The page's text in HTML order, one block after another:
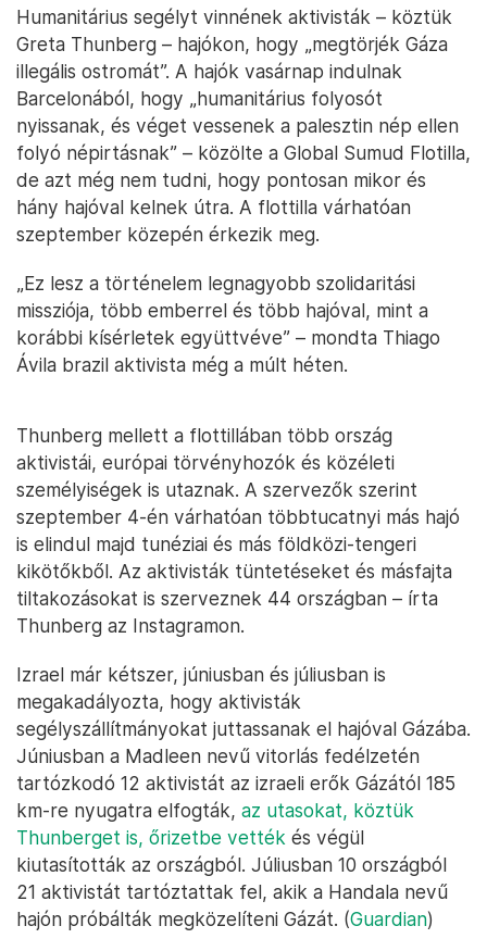
Humanitárius segélyt vinnének aktivisták – köztük
Greta Thunberg – hajókon, hogy „megtörjék Gáza
illegális ostromát”. A hajók vasárnap indulnak
Barcelonából, hogy „humanitárius folyosót
nyissanak, és véget vessenek a palesztin nép ellen
folyó népirtásnak” – közölte a Global Sumud Flotilla,
de azt még nem tudni, hogy pontosan mikor és
hány hajóval kelnek útra. A flottilla várhatóan
szeptember közepén érkezik meg.
„Ez lesz a történelem legnagyobb szolidaritási
missziója, több emberrel és több hajóval, mint a
korábbi kísérletek együttvéve” – mondta Thiago
Ávila brazil aktivista még a múlt héten.
Thunberg mellett a flottillában több ország
aktivistái, európai törvényhozók és közéleti
személyiségek is utaznak. A szervezők szerint
szeptember 4-én várhatóan többtucatnyi más hajó
is elindul majd tunéziai és más földközi-tengeri
kikötőkből. Az aktivisták tüntetéseket és másfajta
tiltakozásokat is szerveznek 44 országban – írta
Thunberg az Instagramon.
Izrael már kétszer, júniusban és júliusban is
megakadályozta, hogy aktivisták
segélyszállítmányokat juttassanak el hajóval Gázába.
Júniusban a Madleen nevű vitorlás fedélzetén
tartózkodó 12 aktivistát az izraeli erők Gázától 185
km-re nyugatra elfogták, az utasokat, köztük
Thunberget is, őrizetbe vették és végül
kiutasították az országból. Júliusban 10 országból
21 aktivistát tartóztattak fel, akik a Handala nevű
hajón próbálták megközelíteni Gázát. (Guardian)